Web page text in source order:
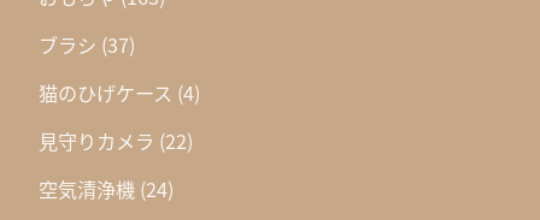
ブラシ (37)
猫のひげケース (4)
見守りカメラ (22)
空気清浄機 (24)